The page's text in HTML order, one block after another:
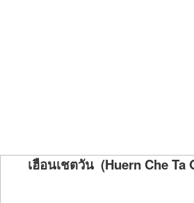
เฮือนเชตวัน (Huern Che Ta